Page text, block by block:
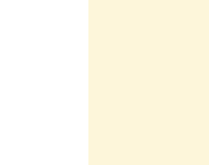
개인｜전자세금계산
조기환급 : 돌려받을